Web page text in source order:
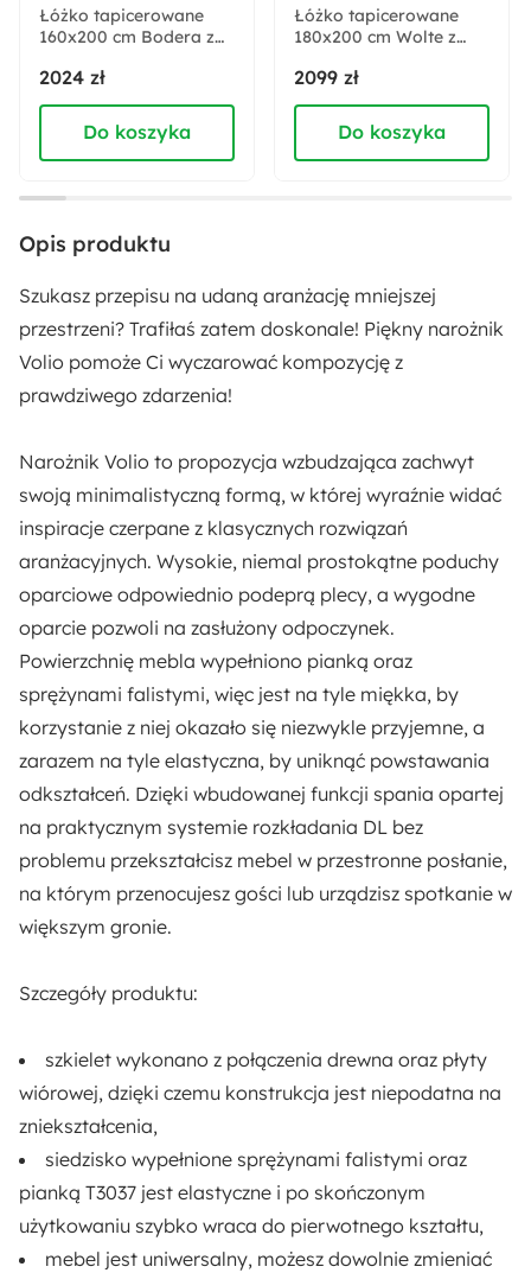
Sposób rozkładania:
System DL
Wysokość:
88 cm
Głębokość:
145 cm
Szerokość:
223 cm
15 cm
Szerokość otomany:
58 cm
Wysokość siedziska:
45 cm
Głębokość siedziska:
54 cm
Szerokość siedziska:
198 cm
Liczba miejsc:
3
Pomieszczenie:
Rozmiar:
Średni
Funkcja spania:
Tak
Łóżko tapicerowane
160x200 cm Bodera z
w tkaninie
hydrofobowej
2024 zł
Do koszyka
Łóżko tapicerowane
180x200 cm Wolte z
welur
2099 zł
Do koszyka
Opis produktu
Szukasz przepisu na udaną aranżację mniejszej
przestrzeni? Trafiłaś zatem doskonale! Piękny narożnik
Volio pomoże Ci wyczarować kompozycję z
prawdziwego zdarzenia!
Narożnik Volio to propozycja wzbudzająca zachwyt
swoją minimalistyczną formą, w której wyraźnie widać
inspiracje czerpane z klasycznych rozwiązań
aranżacyjnych. Wysokie, niemal prostokątne poduchy
oparciowe odpowiednio podeprą plecy, a wygodne
oparcie pozwoli na zasłużony odpoczynek.
Powierzchnię mebla wypełniono pianką oraz
sprężynami falistymi, więc jest na tyle miękka, by
korzystanie z niej okazało się niezwykle przyjemne, a
zarazem na tyle elastyczna, by uniknąć powstawania
odkształceń. Dzięki wbudowanej funkcji spania opartej
na praktycznym systemie rozkładania DL bez
problemu przekształcisz mebel w przestronne posłanie,
na którym przenocujesz gości lub urządzisz spotkanie w
większym gronie.
Szczegóły produktu:
szkielet wykonano z połączenia drewna oraz płyty
wiórowej, dzięki czemu konstrukcja jest niepodatna na
zniekształcenia,
siedzisko wypełnione sprężynami falistymi oraz
pianką T3037 jest elastyczne i po skończonym
użytkowaniu szybko wraca do pierwotnego kształtu,
mebel jest uniwersalny, możesz dowolnie zmieniać